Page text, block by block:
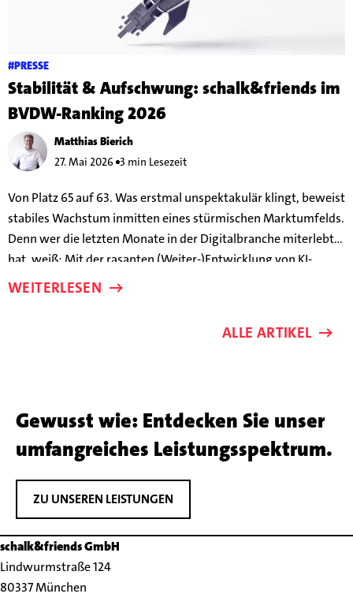
#PRESSE
Stabilität & Aufschwung: schalk&friends im
BVDW-Ranking 2026
Matthias Bierich
27. Mai 2026 3 min Lesezeit
Von Platz 65 auf 63. Was erstmal unspektakulär klingt, beweist
stabiles Wachstum inmitten eines stürmischen Marktumfelds.
Denn wer die letzten Monate in der Digitalbranche miterlebt
hat, weiß: Mit der rasanten (Weiter-)Entwicklung von KI-
Modellen verändern sich Erfolgsparameter fast schon im
WEITERLESEN
ALLE ARTIKEL
Gewusst wie: Entdecken Sie unser
umfangreiches Leistungsspektrum.
ZU UNSEREN LEISTUNGEN
schalk&friends GmbH
Lindwurmstraße 124
80337 München